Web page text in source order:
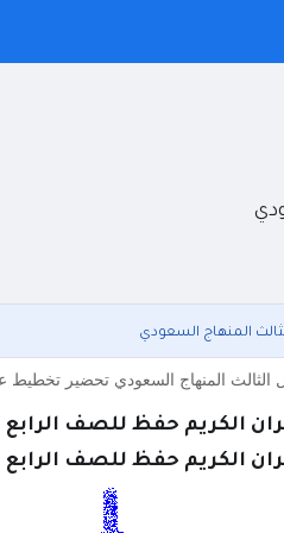
المنهاج السعودي
المنهاج السعودي تحضير تخطيط
الكريم حفظ للصف الرابع
الكريم حفظ للصف الرابع